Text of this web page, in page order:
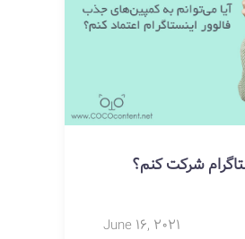
شرکت کنم؟
June 16, 2021